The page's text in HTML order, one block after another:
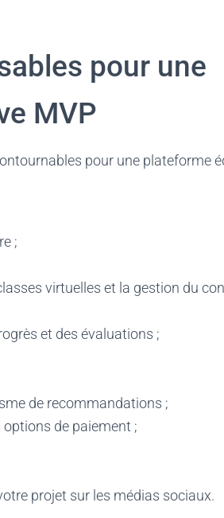
pour une
MVP
pour une plateforme
;
virtuelles et la gestion du
et des évaluations ;
de recommandations ;
de paiement ;
projet sur les médias sociaux.